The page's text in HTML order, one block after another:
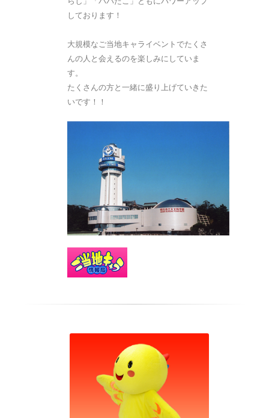
しております！
大規模なご当地キャライベントでたくさ
んの人と会えるのを楽しみにしていま
す。
たくさんの方と一緒に盛り上げていきた
いです！！